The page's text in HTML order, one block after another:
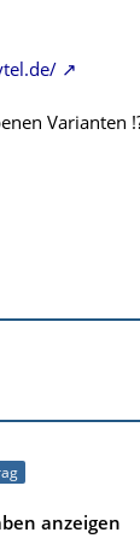
Varianten
anzeigen